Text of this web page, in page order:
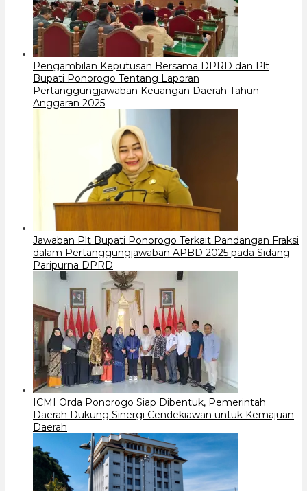
Pengambilan Keputusan Bersama DPRD dan Plt
Bupati Ponorogo Tentang Laporan
Pertanggungjawaban Keuangan Daerah Tahun
Anggaran 2025
Jawaban Plt Bupati Ponorogo Terkait Pandangan Fraksi
dalam Pertanggungjawaban APBD 2025 pada Sidang
Paripurna DPRD
ICMI Orda Ponorogo Siap Dibentuk, Pemerintah
Daerah Dukung Sinergi Cendekiawan untuk Kemajuan
Daerah